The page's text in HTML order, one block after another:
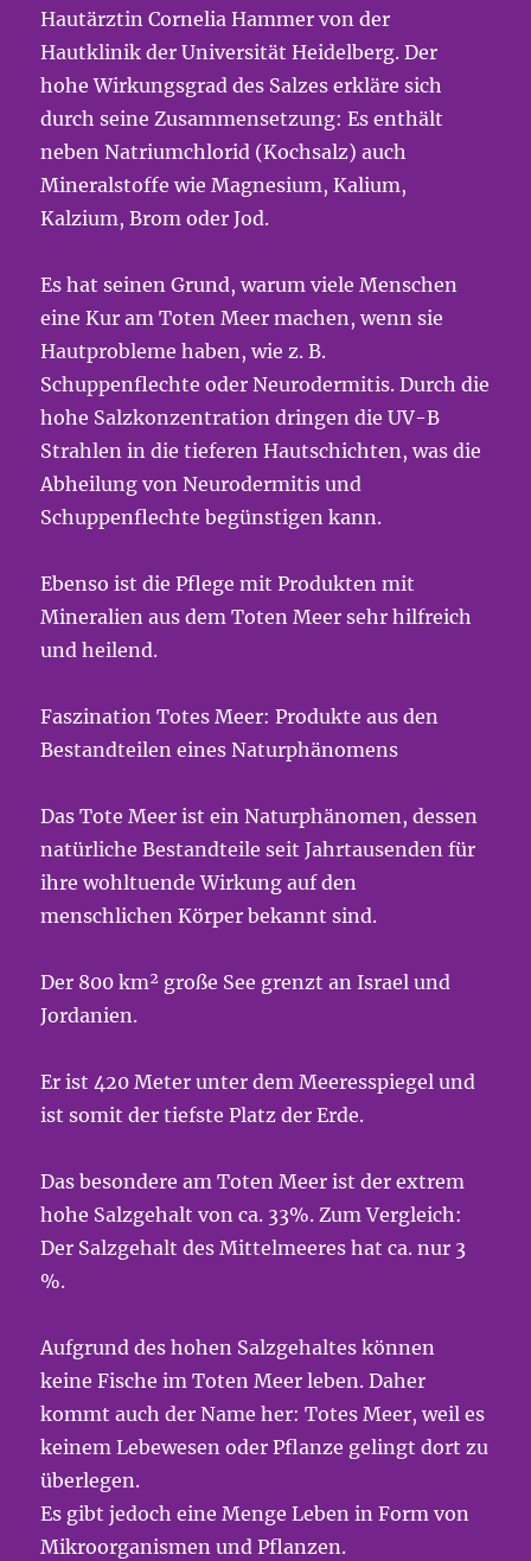
Hautärztin Cornelia Hammer von der
Hautklinik der Universität Heidelberg. Der
hohe Wirkungsgrad des Salzes erkläre sich
durch seine Zusammensetzung: Es enthält
neben Natriumchlorid (Kochsalz) auch
Mineralstoffe wie Magnesium, Kalium,
Kalzium, Brom oder Jod.
Es hat seinen Grund, warum viele Menschen
eine Kur am Toten Meer machen, wenn sie
Hautprobleme haben, wie z. B.
Schuppenflechte oder Neurodermitis. Durch die
hohe Salzkonzentration dringen die UV-B
Strahlen in die tieferen Hautschichten, was die
Abheilung von Neurodermitis und
Schuppenflechte begünstigen kann.
Ebenso ist die Pflege mit Produkten mit
Mineralien aus dem Toten Meer sehr hilfreich
und heilend.
Faszination Totes Meer: Produkte aus den
Bestandteilen eines Naturphänomens
Das Tote Meer ist ein Naturphänomen, dessen
natürliche Bestandteile seit Jahrtausenden für
ihre wohltuende Wirkung auf den
menschlichen Körper bekannt sind.
Der 800 km² große See grenzt an Israel und
Jordanien.
Er ist 420 Meter unter dem Meeresspiegel und
ist somit der tiefste Platz der Erde.
Das besondere am Toten Meer ist der extrem
hohe Salzgehalt von ca. 33%. Zum Vergleich:
Der Salzgehalt des Mittelmeeres hat ca. nur 3
%.
Aufgrund des hohen Salzgehaltes können
keine Fische im Toten Meer leben. Daher
kommt auch der Name her: Totes Meer, weil es
keinem Lebewesen oder Pflanze gelingt dort zu
überlegen.
Es gibt jedoch eine Menge Leben in Form von
Mikroorganismen und Pflanzen.